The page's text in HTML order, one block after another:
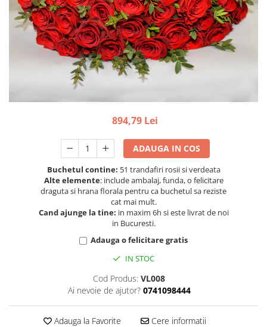
894,79 Lei
ADAUGA IN COS
Buchetul contine: 51 trandafiri rosii si verdeata
Alte elemente: include ambalaj, funda, o felicitare
draguta si hrana florala pentru ca buchetul sa reziste
cat mai mult.
Cand ajunge la tine: in maxim 6h si este livrat de noi
in Bucuresti.
Adauga o felicitare gratis
IN STOC
Cod Produs: VL008
Ai nevoie de ajutor? 0741098444
Adauga la Favorite Cere informatii